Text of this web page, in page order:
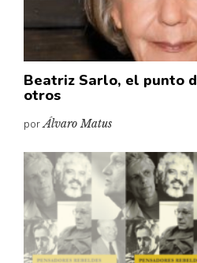
Beatriz Sarlo, el punto
otros
porÁlvaro Matus